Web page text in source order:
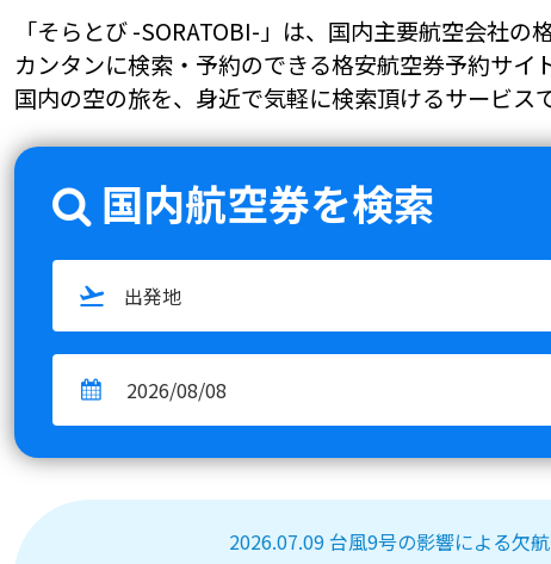
「そらとび -SORATOBI-」は、国内主要航空会社の
カンタンに検索・予約のできる格安航空券予約サイト
国内の空の旅を、身近で気軽に検索頂けるサービスで
国内航空券を検索
2026.07.09 台風9号の影響による欠